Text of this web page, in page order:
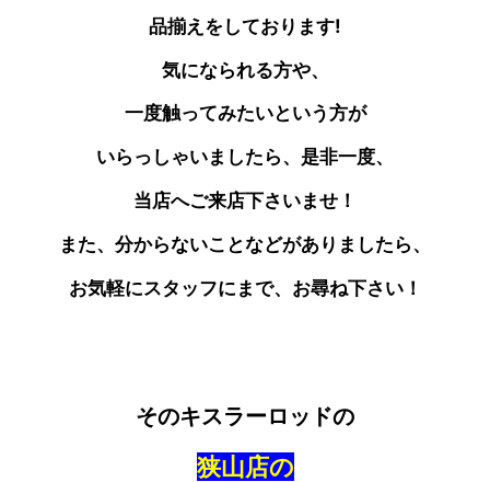
品揃えをしております!
気になられる方や、
一度触ってみたいという方が
いらっしゃいましたら、是非一度、
当店へご来店下さいませ！
また、分からないことなどがありましたら、
お気軽にスタッフにまで、お尋ね下さい！
そのキスラーロッドの
狭山店の